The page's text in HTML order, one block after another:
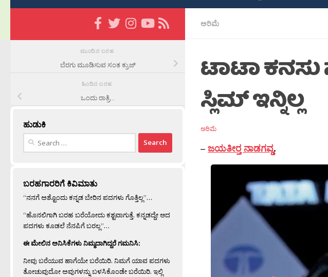
ಅರಿಮೆ
ಟಾಟಾ ಕನಸು
ಸ್ಲಿಮ್ ಇನ್ನಿಲ್ಲ
ಅರಿಮೆ
– ಜಯತೀರ‍್ತ ನಾಡಗವ್ಡ.
ಮುಂದಿನ ಬರಹ
ಬೆರಗು ಮೂಡಿಸುವ ಸಂತ ಕ್ರುಜ್
ಹಿಂದಿನ ಬರಹ
ಒಂದು ರಾತ್ರಿ…
ಹುಡುಕಿ
Search
ಬರಹಗಾರರಿಗೆ ಕಿವಿಮಾತು
“ನನಗೆ ಅಶ್ಟೊಂದು ಕನ್ನಡ ಬೇರಿನ ಪದಗಳು ಗೊತ್ತಿಲ್ಲ”…
“ಹೊನಲಿಗಾಗಿ ಬರಹ ಬರೆಯೋದು ಕಶ್ಟವಾಗುತ್ತೆ. ಕನ್ನಡದ್ದೇ ಆದ
ಪದಗಳು ಕೂಡಲೆ ನೆನಪಿಗೆ ಬರಲ್ಲ”…
ಈ ಮೇಲಿನ ಅನಿಸಿಕೆಗಳು ನಿಮ್ಮದಾಗಿದ್ದರೆ ಗಮನಿಸಿ:
ನೀವು ಬರೆಯುವ ಹಾಗೆಯೇ ಬರೆಯಿರಿ. ನಿಮಗೆ ಯಾವ ಪದಗಳು
ತೋಚುವುದೋ ಅವುಗಳನ್ನು ಬಳಸಿಕೊಂಡೇ ಬರೆಯಿರಿ. ಇಲ್ಲಿ